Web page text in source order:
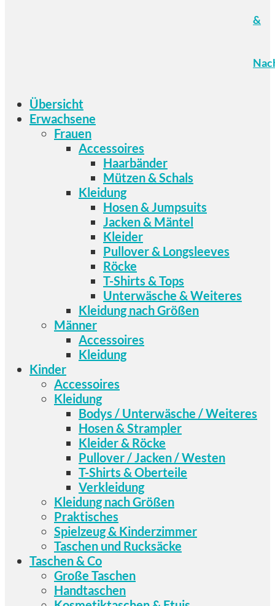
&
Übersicht
Erwachsene
Frauen
Accessoires
Haarbänder
Mützen & Schals
Kleidung
Hosen & Jumpsuits
Jacken & Mäntel
Kleider
Pullover & Longsleeves
Röcke
T-Shirts & Tops
Unterwäsche & Weiteres
Kleidung nach Größen
Männer
Accessoires
Kleidung
Kinder
Accessoires
Kleidung
Bodys / Unterwäsche / Weiteres
Hosen & Strampler
Kleider & Röcke
Pullover / Jacken / Westen
T-Shirts & Oberteile
Verkleidung
Kleidung nach Größen
Praktisches
Spielzeug & Kinderzimmer
Taschen und Rucksäcke
Taschen & Co
Große Taschen
Handtaschen